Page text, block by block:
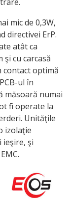
mic de 0,3W,
directivei ErP.
atât ca
şi cu carcasă
contact optimă
ul în
măsoară numai
fi operate la
Unităţile
izolaţie
şi